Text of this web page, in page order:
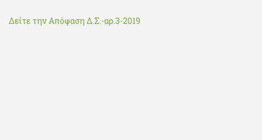
Δείτε την Απόφαση Δ.Σ.-αρ.3-2019